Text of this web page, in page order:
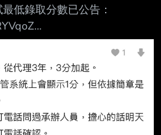
低錄取分數已公告：
nTsd9QV
2zSJYei 祝進複試的老師順